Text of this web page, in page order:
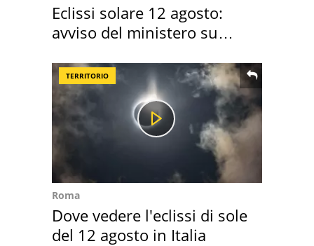
Eclissi solare 12 agosto:
avviso del ministero su
TERRITORIO
Roma
Dove vedere l'eclissi di sole
del 12 agosto in Italia